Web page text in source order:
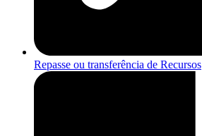
Repasse ou transferência de Recursos